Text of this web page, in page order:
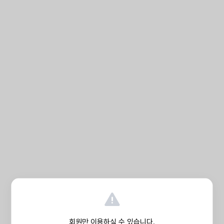
회원만 이용하실 수 있습니다.